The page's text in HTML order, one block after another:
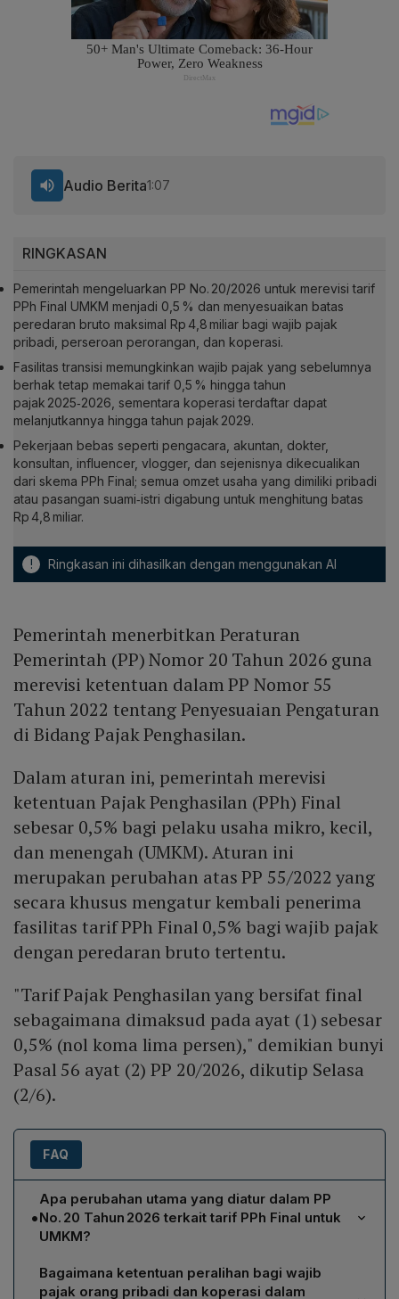
RINGKASAN
Pemerintah mengeluarkan PP No. 20/2026 untuk merevisi tarif
PPh Final UMKM menjadi 0,5 % dan menyesuaikan batas
peredaran bruto maksimal Rp 4,8 miliar bagi wajib pajak
pribadi, perseroan perorangan, dan koperasi.
Fasilitas transisi memungkinkan wajib pajak yang sebelumnya
berhak tetap memakai tarif 0,5 % hingga tahun
pajak 2025‑2026, sementara koperasi terdaftar dapat
melanjutkannya hingga tahun pajak 2029.
Pekerjaan bebas seperti pengacara, akuntan, dokter,
konsultan, influencer, vlogger, dan sejenisnya dikecualikan
dari skema PPh Final; semua omzet usaha yang dimiliki pribadi
atau pasangan suami‑istri digabung untuk menghitung batas
Rp 4,8 miliar.
! Ringkasan ini dihasilkan dengan menggunakan AI
Audio Berita1:07
Pemerintah menerbitkan Peraturan
Pemerintah (PP) Nomor 20 Tahun 2026 guna
merevisi ketentuan dalam PP Nomor 55
Tahun 2022 tentang Penyesuaian Pengaturan
di Bidang Pajak Penghasilan.
Dalam aturan ini, pemerintah merevisi
ketentuan Pajak Penghasilan (PPh) Final
sebesar 0,5% bagi pelaku usaha mikro, kecil,
dan menengah (UMKM). Aturan ini
merupakan perubahan atas PP 55/2022 yang
secara khusus mengatur kembali penerima
fasilitas tarif PPh Final 0,5% bagi wajib pajak
dengan peredaran bruto tertentu.
"Tarif Pajak Penghasilan yang bersifat final
sebagaimana dimaksud pada ayat (1) sebesar
0,5% (nol koma lima persen)," demikian bunyi
Pasal 56 ayat (2) PP 20/2026, dikutip Selasa
(2/6).
FAQ
•
Apa perubahan utama yang diatur dalam PP
No. 20 Tahun 2026 terkait tarif PPh Final untuk
UMKM?
PP No. 20/2026 mengonfirmasi tarif PPh Final sebesar
0,5 % bagi wajib pajak orang pribadi, perseroan
Bagaimana ketentuan peralihan bagi wajib
pajak orang pribadi dan koperasi dalam